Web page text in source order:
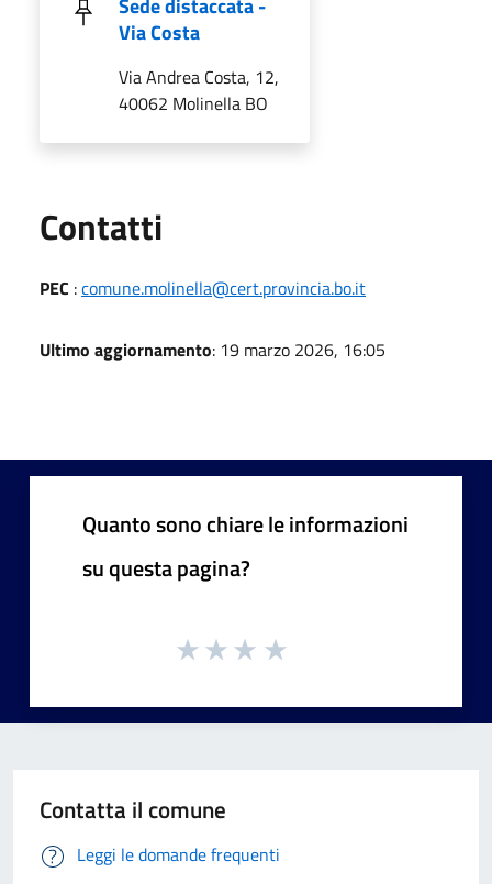
Via Costa
Via Andrea Costa, 12,
40062 Molinella BO
Contatti
PEC :comune.molinella@cert.provincia.bo.it
Ultimo aggiornamento: 19 marzo 2026, 16:05
Quanto sono chiare le informazioni
su questa pagina?
Contatta il comune
Leggi le domande frequenti